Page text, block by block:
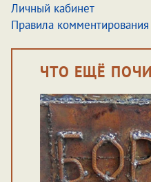
Личный кабинет
Правила комментирования
ЧТО ЕЩЁ